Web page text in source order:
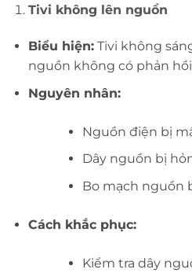
Tivi không lên nguồn
Biểu hiện:Tivi không
nguồn không có phản
Nguyên nhân:
Nguồn điện bị
Dây nguồn bị
Bo mạch nguồn
Cách khắc phục:
Kiểm tra dây